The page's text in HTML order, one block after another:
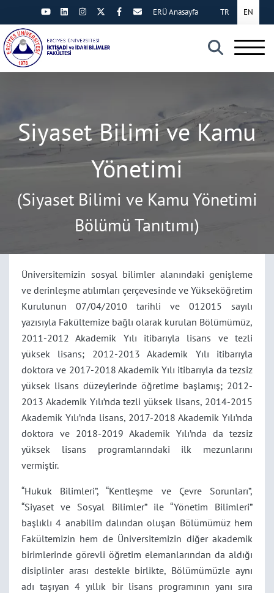
×
TR EN
ERÜ Anasayfa
Siyaset Bilimi ve Kamu
Yönetimi
(Siyaset Bilimi ve Kamu Yönetimi
Bölümü Tanıtımı)
Üniversitemizin sosyal bilimler alanındaki genişleme
ve derinleşme atılımları çerçevesinde ve Yükseköğretim
Kurulunun 07/04/2010 tarihli ve 012015 sayılı
yazısıyla Fakültemize bağlı olarak kurulan Bölümümüz,
2011-2012 Akademik Yılı itibarıyla lisans ve tezli
yüksek lisans; 2012-2013 Akademik Yılı itibarıyla
doktora ve 2017-2018 Akademik Yılı itibarıyla da tezsiz
yüksek lisans düzeylerinde öğretime başlamış; 2012-
2013 Akademik Yılı’nda tezli yüksek lisans, 2014-2015
Akademik Yılı’nda lisans, 2017-2018 Akademik Yılı’nda
doktora ve 2018-2019 Akademik Yılı’nda da tezsiz
yüksek lisans programlarındaki ilk mezunlarını
vermiştir.
“Hukuk Bilimleri”, “Kentleşme ve Çevre Sorunları”,
“Siyaset ve Sosyal Bilimler” ile “Yönetim Bilimleri”
başlıklı 4 anabilim dalından oluşan Bölümümüz hem
Fakültemizin hem de Üniversitemizin diğer akademik
birimlerinde görevli öğretim elemanlarından da aldığı
disiplinler arası destekle birlikte, Bölümümüzle aynı
adı taşıyan 4 yıllık bir lisans programının yanı sıra